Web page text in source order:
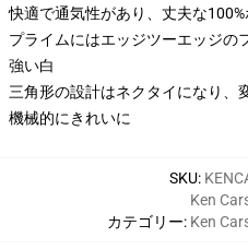
快適で通気性があり、丈夫な
プライムにはエッジツーエッジの
強い白
三角形の設計はネクタイになり、
機械的にきれいに
SKU:
カテゴリー:
Ken
Ken